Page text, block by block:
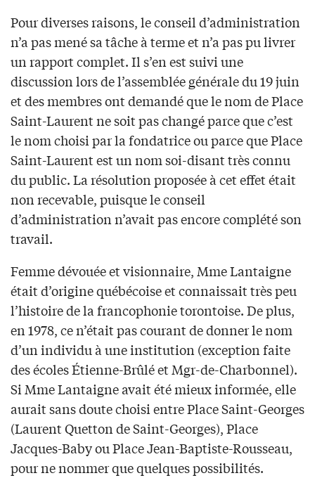
Pour diverses raisons, le conseil d’administration
n’a pas mené sa tâche à terme et n’a pas pu livrer
un rapport complet. Il s’en est suivi une
discussion lors de l’assemblée générale du 19 juin
et des membres ont demandé que le nom de Place
Saint-Laurent ne soit pas changé parce que c’est
le nom choisi par la fondatrice ou parce que Place
Saint-Laurent est un nom soi-disant très connu
du public. La résolution proposée à cet effet était
non recevable, puisque le conseil
d’administration n’avait pas encore complété son
travail.
Femme dévouée et visionnaire, Mme Lantaigne
était d’origine québécoise et connaissait très peu
l’histoire de la francophonie torontoise. De plus,
en 1978, ce n’était pas courant de donner le nom
d’un individu à une institution (exception faite
des écoles Étienne-Brûlé et Mgr-de-Charbonnel).
Si Mme Lantaigne avait été mieux informée, elle
aurait sans doute choisi entre Place Saint-Georges
(Laurent Quetton de Saint-Georges), Place
Jacques-Baby ou Place Jean-Baptiste-Rousseau,
pour ne nommer que quelques possibilités.